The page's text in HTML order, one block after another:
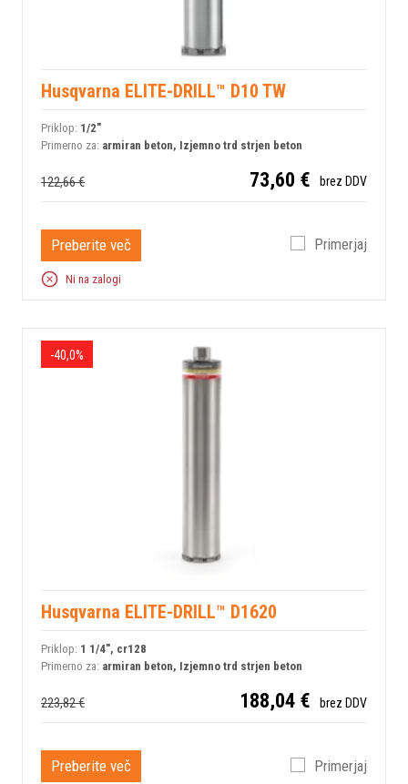
Husqvarna ELITE-DRILL™ D10 TW
Priklop: 1/2"
Primerno za: armiran beton, Izjemno trd strjen beton
122,66 € 73,60 € brez DDV
Preberite več Primerjaj
Ni na zalogi
-40,0%
Husqvarna ELITE-DRILL™ D1620
Priklop: 1 1/4", cr128
Primerno za: armiran beton, Izjemno trd strjen beton
223,82 € 188,04 € brez DDV
Preberite več Primerjaj